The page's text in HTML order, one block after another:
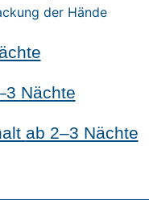
der Hände
Nächte
ab 2–3 Nächte